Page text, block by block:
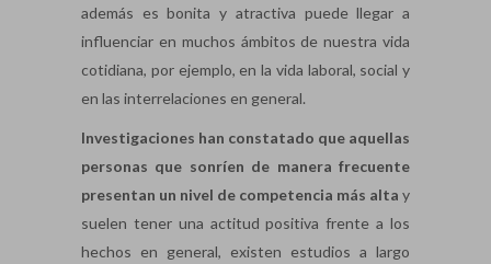
además es bonita y atractiva puede llegar a
influenciar en muchos ámbitos de nuestra vida
cotidiana, por ejemplo, en la vida laboral, social y
en las interrelaciones en general.
Investigaciones han constatado que aquellas
personas que sonríen de manera frecuente
presentan un nivel de competencia más alta y
suelen tener una actitud positiva frente a los
hechos en general, existen estudios a largo